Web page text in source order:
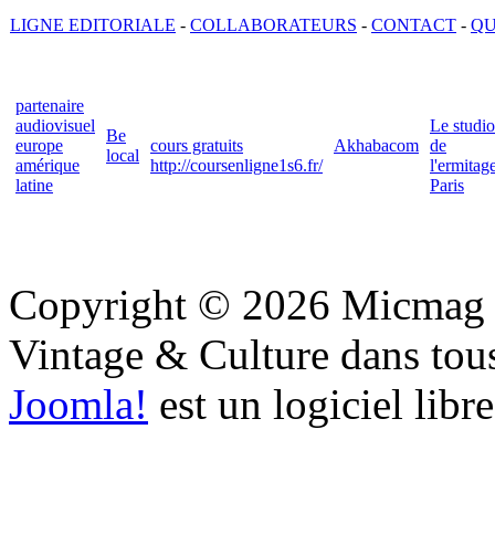
LIGNE EDITORIALE - COLLABORATEURS - CONTACT -
partenaire
audiovisuel
europe
amérique
latine
Be
local
cours gratuits
http://coursenligne1s6.fr/
Akhabacom
Le studio
de
Paris
Copyright © 2026 Micmag
Vintage & Culture dans
Joomla! est un logiciel